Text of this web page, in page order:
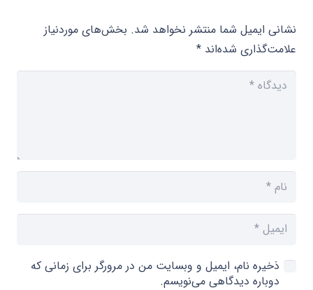
نشانی ایمیل شما منتشر نخواهد شد. بخش‌های موردنیاز
علامت‌گذاری شده‌اند *
ذخیره نام، ایمیل و وبسایت من در مرورگر برای زمانی که
دوباره دیدگاهی می‌نویسم.